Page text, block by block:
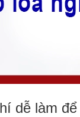
dễ làm